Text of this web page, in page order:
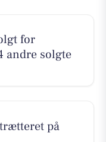
for
andre solgte
på